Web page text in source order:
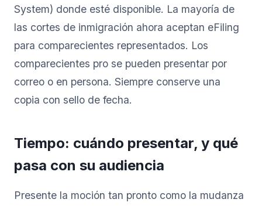
System) donde esté disponible. La mayoría de
las cortes de inmigración ahora aceptan eFiling
para comparecientes representados. Los
comparecientes pro se pueden presentar por
correo o en persona. Siempre conserve una
copia con sello de fecha.
Tiempo: cuándo presentar, y qué
pasa con su audiencia
Presente la moción tan pronto como la mudanza